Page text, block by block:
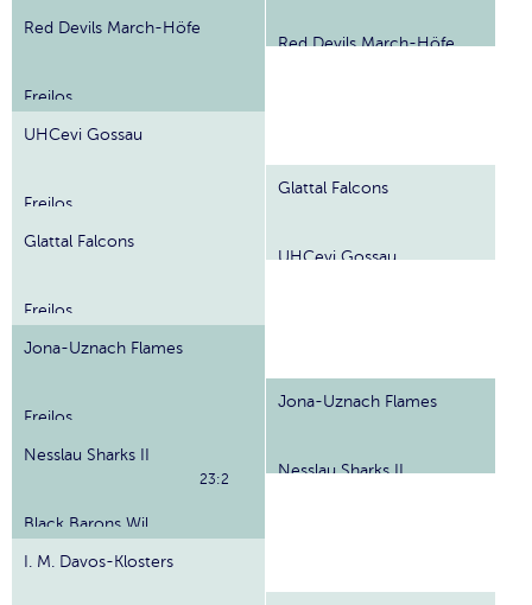
Red Devils March-Höfe
Freilos
UHCevi Gossau
Freilos
Glattal Falcons
Freilos
Jona-Uznach Flames
Freilos
Nesslau Sharks II
Black Barons Wil
23:2
I. M. Davos-Klosters
Red Devils March-Höfe
Glattal Falcons
UHCevi Gossau
Jona-Uznach Flames
Nesslau Sharks II